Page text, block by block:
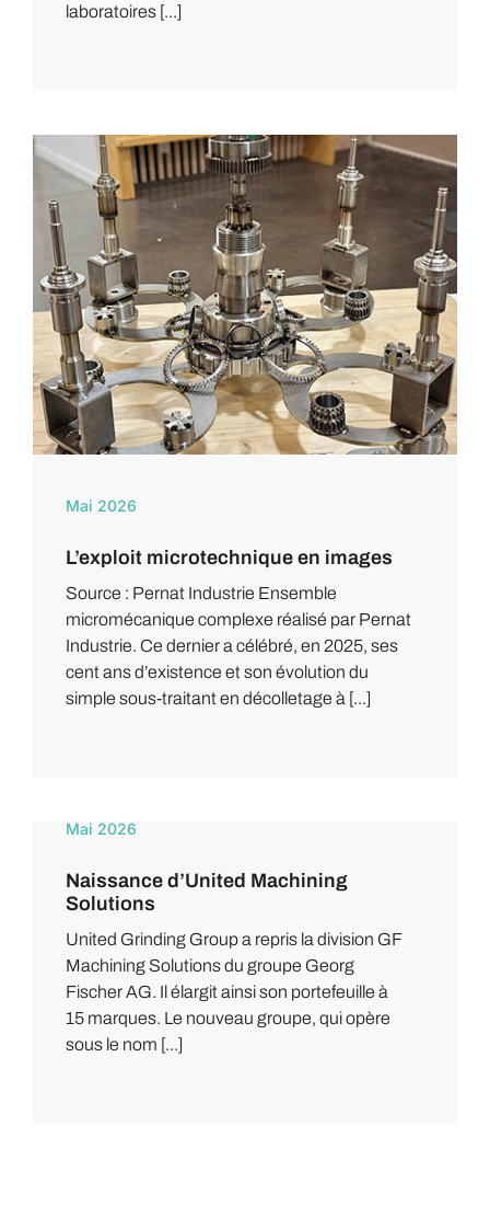
laboratoires [...]
Mai 2026
L’exploit microtechnique en images
Source : Pernat Industrie Ensemble
micromécanique complexe réalisé par Pernat
Industrie. Ce dernier a célébré, en 2025, ses
cent ans d’existence et son évolution du
simple sous-traitant en décolletage à [...]
Mai 2026
Naissance d’United Machining
Solutions
United Grinding Group a repris la division GF
Machining Solutions du groupe Georg
Fischer AG. Il élargit ainsi son portefeuille à
15 marques. Le nouveau groupe, qui opère
sous le nom [...]